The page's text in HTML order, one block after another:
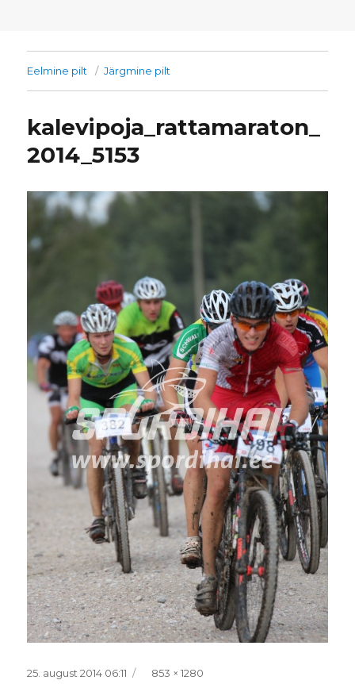
Eelmine pilt Järgmine pilt
kalevipoja_rattamaraton_
2014_5153
Postitatud
25. august 2014 06:11 Täissuurus
853 × 1280